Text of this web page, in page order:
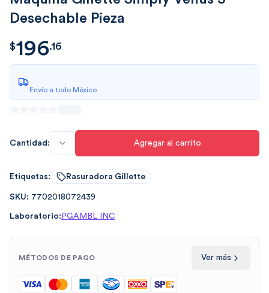
Desechable Pieza
$196.168
$196.16
Envío a todo México
Cantidad: Agregar al carrito
Etiquetas: Rasuradora Gillette
SKU: 7702018072439
Laboratorio: PGAMBL INC
MÉTODOS DE PAGO Ver más